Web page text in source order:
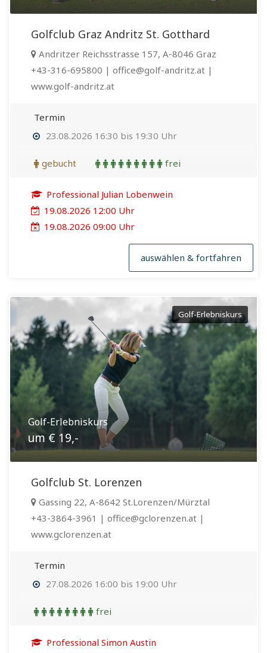
Golfclub Graz Andritz St. Gotthard
Andritzer Reichsstrasse 157, A-8046 Graz
+43-316-695800 | office@golf-andritz.at |
www.golf-andritz.at
Termin
23.08.2026 16:30 bis 19:30 Uhr
gebucht frei
Professional Julian Lobenwein
19.08.2026 12:00 Uhr
19.08.2026 09:00 Uhr
auswählen & fortfahren
Golf-Erlebniskurs
Golf-Erlebniskurs
um € 19,-
Golfclub St. Lorenzen
Gassing 22, A-8642 St.Lorenzen/Mürztal
+43-3864-3961 | office@gclorenzen.at |
www.gclorenzen.at
Termin
27.08.2026 16:00 bis 19:00 Uhr
frei
Professional Simon Austin